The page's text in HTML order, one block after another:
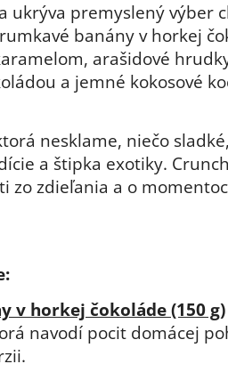
ukrýva premyslený výber
banány v horkej
arašidové
a jemné kokosové
nesklame, niečo
a štipka exotiky.
zo zdieľania a o
v horkej čokoláde (150 g)
navodí pocit domácej